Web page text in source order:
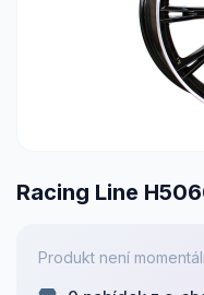
Racing Line
Produkt není